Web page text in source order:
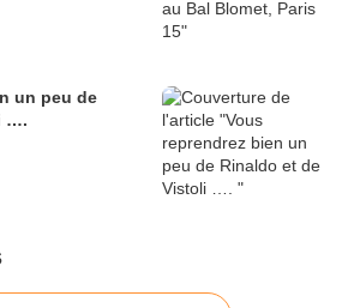
un peu de
….